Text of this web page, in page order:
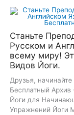
Перейти
Станьте
Русском и
всему миру!
Видов Йоги.
Друзья,
Бесплатный
Йоги для
Упражнений Йоги